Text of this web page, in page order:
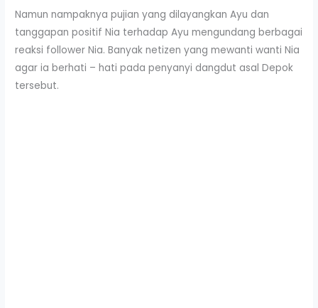
Namun nampaknya pujian yang dilayangkan Ayu dan
tanggapan positif Nia terhadap Ayu mengundang berbagai
reaksi follower Nia. Banyak netizen yang mewanti wanti Nia
agar ia berhati – hati pada penyanyi dangdut asal Depok
tersebut.